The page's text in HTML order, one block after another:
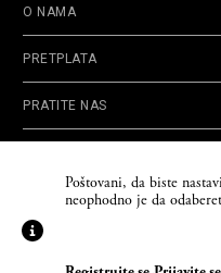
Poštovani, da biste
neophodno je da
O NAMA
PRETPLATA
PRATITE NAS
privatnosti
korišćenja
© 2026Velike priče- TCT News and